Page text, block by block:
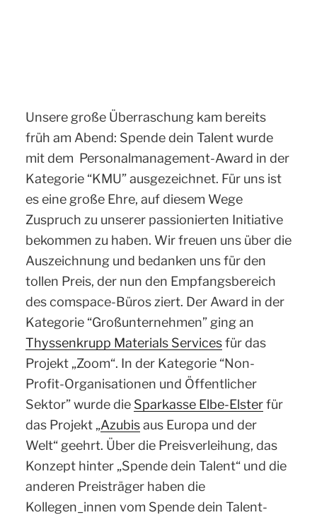
Unsere große Überraschung kam bereits
früh am Abend: Spende dein Talent wurde
mit dem Personalmanagement-Award in der
Kategorie “KMU” ausgezeichnet. Für uns ist
es eine große Ehre, auf diesem Wege
Zuspruch zu unserer passionierten Initiative
bekommen zu haben. Wir freuen uns über die
Auszeichnung und bedanken uns für den
tollen Preis, der nun den Empfangsbereich
des comspace-Büros ziert. Der Award in der
Kategorie “Großunternehmen” ging an
Thyssenkrupp Materials Servicesfür das
Projekt „Zoom“. In der Kategorie “Non-
Profit-Organisationen und Öffentlicher
Sektor” wurde die Sparkasse Elbe-Elsterfür
das Projekt „Azubisaus Europa und der
Welt“ geehrt. Über die Preisverleihung, das
Konzept hinter „Spende dein Talent“ und die
anderen Preisträger haben die
Kollegen_innen vom Spende dein Talent-